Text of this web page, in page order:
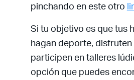
pinchando en este otro
Si tu objetivo es que tus
hagan deporte, disfruten
participen en talleres
opción que puedes